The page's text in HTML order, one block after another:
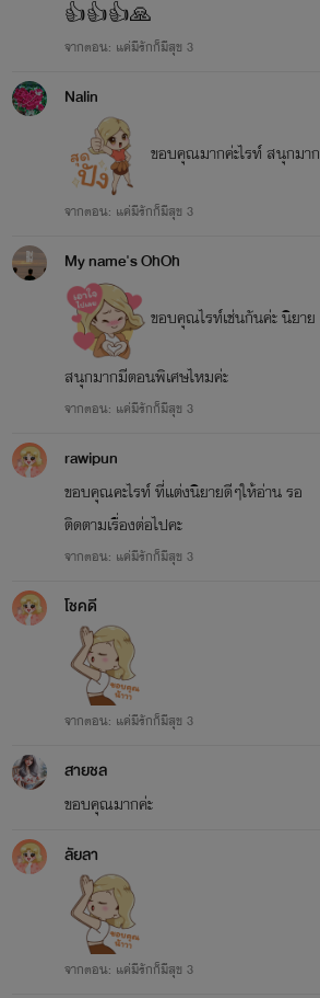
👍👍👍🙏
จากตอน: แค่มีรักก็มีสุข 3
Nalin
ขอบคุณมากค่ะไรท์ สนุกมาก
จากตอน: แค่มีรักก็มีสุข 3
My name's OhOh
ขอบคุณไรท์เช่นกันค่ะ นิยาย
สนุกมากมีตอนพิเศษไหมค่ะ
จากตอน: แค่มีรักก็มีสุข 3
rawipun
ขอบคุณคะไรท์ ที่แต่งนิยายดีๆให้อ่าน รอ
ติดตามเรื่องต่อไปคะ
จากตอน: แค่มีรักก็มีสุข 3
โชคดี
จากตอน: แค่มีรักก็มีสุข 3
สายชล
ขอบคุณมากค่ะ
ลัยลา
จากตอน: แค่มีรักก็มีสุข 3